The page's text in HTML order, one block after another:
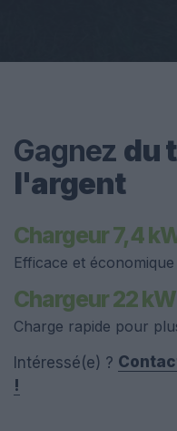
Gagnez du
l'argent
Chargeur 7,4
Efficace et
Chargeur 22
Charge rapide pour
Intéressé(e) ?
!